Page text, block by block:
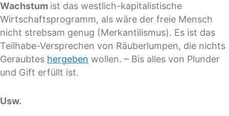
Wachstum ist das westlich-kapitalistische
Wirtschaftsprogramm, als wäre der freie Mensch
nicht strebsam genug (Merkantilismus). Es ist das
Teilhabe-Versprechen von Räuberlumpen, die nichts
Geraubtes hergeben wollen. – Bis alles von Plunder
und Gift erfüllt ist.
Usw.